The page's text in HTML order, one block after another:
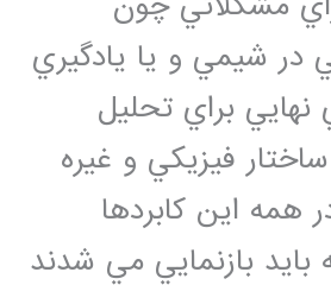
در شيمي و يا يادگيري
نهايي براي تحليل
فيزيكي و غيره
همه اين كابردها
بازنمايي مي شدند